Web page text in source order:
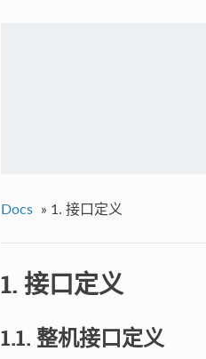
Docs » 1. 接口定义
1. 接口定义
1.1. 整机接口定义